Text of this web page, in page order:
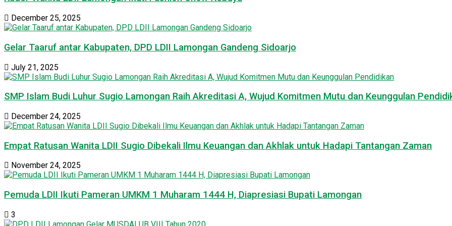
December 25, 2025
Gelar Taaruf antar Kabupaten, DPD LDII Lamongan Gandeng Sidoarjo
July 21, 2025
SMP Islam Budi Luhur Sugio Lamongan Raih Akreditasi A, Wujud Komitmen Mutu dan Keunggulan
December 24, 2025
Empat Ratusan Wanita LDII Sugio Dibekali Ilmu Keuangan dan Akhlak untuk Hadapi Tantangan Zaman
November 24, 2025
Pemuda LDII Ikuti Pameran UMKM 1 Muharam 1444 H, Diapresiasi Bupati Lamongan
3